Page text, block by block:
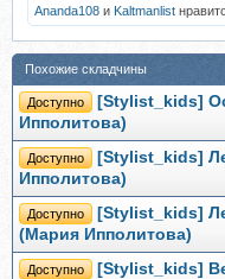
Ananda108 и Kaltmanlist
Похожие складчины
Доступно
[Stylist_kids]
Ипполитова)
Доступно
[Stylist_kids]
Ипполитова)
Доступно
[Stylist_kids]
(Мария Ипполитова)
Доступно
[Stylist_kids]